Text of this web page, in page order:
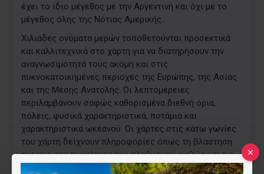
έχει το ίδιο μέγεθος με την Αργεντινή και όχι με το
μέγεθος όλης της Νότιας Αμερικής.
Χιλιάδες ονόματα μερών τοποθετούνται προσεκτικά
και καλλιτεχνικά στο χάρτη για να διατηρήσουν την
αναγνωσιμότητά τους ακόμη και στις
πυκνοκατοικημένες περιοχές της Ευρώπης, της Ασίας
και της Μέσης Ανατολής. Οι λεπτομέρειες
περιλαμβάνουν σαφώς καθορισμένα διεθνή όρια,
πόλεις, φυσικά χαρακτηριστικά, ποτάμια και
χαρακτηριστικά ωκεανού. Οι χάρτες στις κάτω γωνίες
του χάρτη δείχνουν πληροφορίες όπως τη βλάστηση
της γης, την πυκνότητα του πληθυσμού, καθώς και τις
βόρειες και νότιες πολικές περιοχές.